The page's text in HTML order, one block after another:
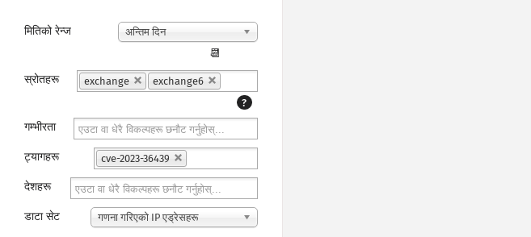
मितिको रेन्ज अन्तिम दिन
📆
स्रोतहरू
exchange
exchange6
?
गम्भीरता
ट्यागहरू cve-2023-36439
देशहरू
डाटा सेट गणना गरिएको IP एड्रेसहरू